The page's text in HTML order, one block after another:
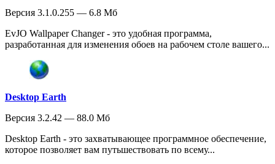
Версия 3.1.0.255 — 6.8 Мб
EvJO Wallpaper Changer - это удобная программа,
разработанная для изменения обоев на рабочем столе вашего...
Desktop Earth
Версия 3.2.42 — 88.0 Мб
Desktop Earth - это захватывающее программное обеспечение,
которое позволяет вам путьшествовать по всему...